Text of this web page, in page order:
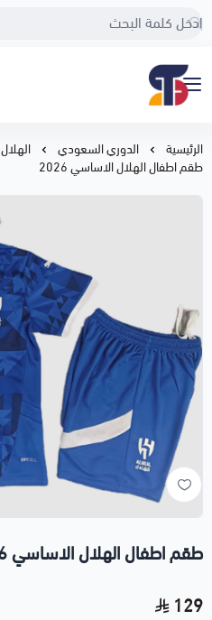
Sport Touch
الرئيسية الدوري السعودي
الهلال
طقم اطفال الهلال الاساسي 2026
طقم اطفال الهلال الاساسي 2026
129